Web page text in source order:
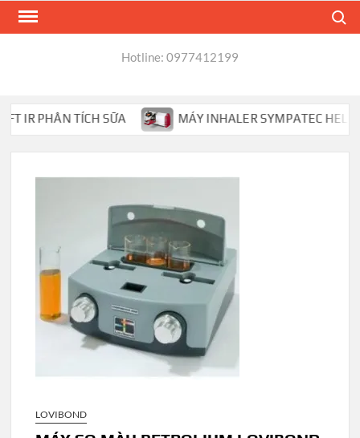
Skip
Hotline: 0977412199
IR PHÂN TÍCH SỮA MÁY INHALER SYMPATEC HELOS
LOVIBOND